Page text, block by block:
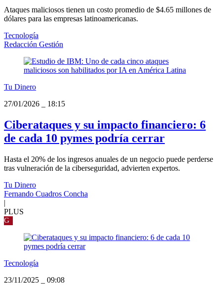
Ataques maliciosos tienen un costo promedio de $4.65 millones de
dólares para las empresas latinoamericanas.
Tecnología
Redacción Gestión
Tu Dinero
27/01/2026
18:15
Ciberataques y su impacto financiero: 6
de cada 10 pymes podría cerrar
Hasta el 20% de los ingresos anuales de un negocio puede perderse
tras vulneración de la ciberseguridad, advierten expertos.
Tu Dinero
Fernando Cuadros Concha
|
PLUS
G
Tecnología
23/11/2025
09:08